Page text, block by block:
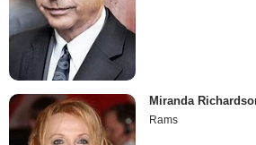
Miranda
Rams